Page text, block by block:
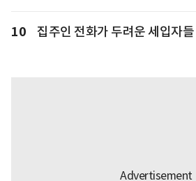
10 집주인 전화가 두려운 세입자들